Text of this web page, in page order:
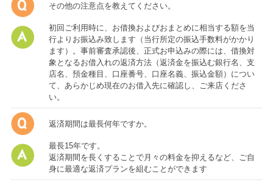
その他の注意点を教えてください。
初回ご利用時に、お借換およびおまとめに相当する額を当
行よりお振込み致します（当行所定の振込手数料がかかり
ます）。事前審査承認後、正式お申込みの際には、借換対
象となるお借入れの返済方法（返済金を振込む銀行名、支
店名、預金種目、口座番号、口座名義、振込金額）につい
て、あらかじめ現在のお借入先に確認し、ご来店くださ
い。
返済期間は最長何年ですか。
最長15年です。
返済期間を長くすることで月々の料金を抑えるなど、ご自
身に最適な返済プランを組むことができます